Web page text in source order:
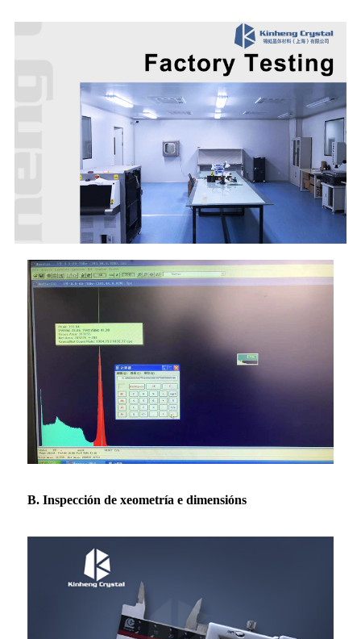
B. Inspección de xeometría e dimensións